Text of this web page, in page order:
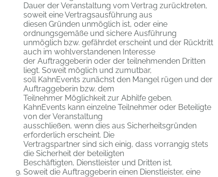
Dauer der Veranstaltung vom Vertrag zurücktreten,
soweit eine Vertragsausführung aus
diesen Gründen unmöglich ist, oder eine
ordnungsgemäße und sichere Ausführung
unmöglich bzw. gefährdet erscheint und der Rücktritt
auch im wohlverstandenen Interesse
der Auftraggeberin oder der teilnehmenden Dritten
liegt. Soweit möglich und zumutbar,
soll KahnEvents zunächst den Mangel rügen und der
Auftraggeberin bzw. dem
Teilnehmer Möglichkeit zur Abhilfe geben.
KahnEvents kann einzelne Teilnehmer oder Beteiligte
von der Veranstaltung
ausschließen, wenn dies aus Sicherheitsgründen
erforderlich erscheint. Die
Vertragspartner sind sich einig, dass vorrangig stets
die Sicherheit der beteiligten
Beschäftigten, Dienstleister und Dritten ist.
Soweit die Auftraggeberin einen Dienstleister, eine